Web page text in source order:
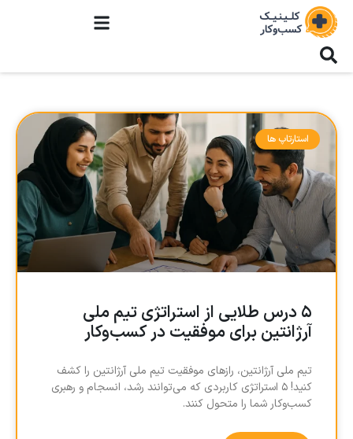
استارتاپ ها
۵ درس طلایی از استراتژی تیم ملی
آرژانتین برای موفقیت در کسب‌وکار
تیم ملی آرژانتین، رازهای موفقیت تیم ملی آرژانتین را کشف
کنید! ۵ استراتژی کاربردی که می‌توانند رشد، انسجام و رهبری
کسب‌وکار شما را متحول کنند.